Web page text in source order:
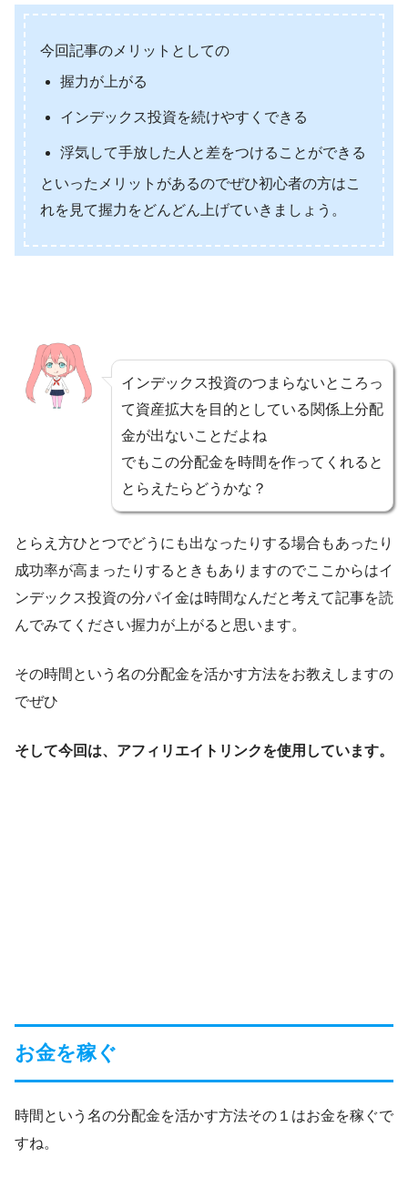
今回記事のメリットとしての
握力が上がる
インデックス投資を続けやすくできる
浮気して手放した人と差をつけることができる
といったメリットがあるのでぜひ初心者の方はこ
れを見て握力をどんどん上げていきましょう。
インデックス投資のつまらないところっ
て資産拡大を目的としている関係上分配
金が出ないことだよね
でもこの分配金を時間を作ってくれると
とらえたらどうかな？
とらえ方ひとつでどうにも出なったりする場合もあったり
成功率が高まったりするときもありますのでここからはイ
ンデックス投資の分パイ金は時間なんだと考えて記事を読
んでみてください握力が上がると思います。
その時間という名の分配金を活かす方法をお教えしますの
でぜひ
そして今回は、アフィリエイトリンクを使用しています。
お金を稼ぐ
時間という名の分配金を活かす方法その１はお金を稼ぐで
すね。